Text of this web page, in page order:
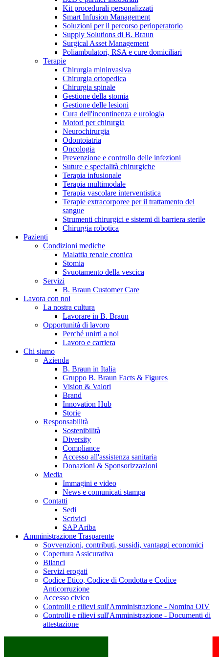
Catalogo prodotti
Trova il prodotto che stai cercando. Visita il catalogo B.
Braun con il nostro portfolio completo.
Hai domande o richieste? Scrivici per entrare subito in
contatto con un nostro referente.
B. Braun in Italia
Scopri chi siamo ed entra nel mondo di B. Braun in Italia: 4
sedi, 4 aziende, più di 700 dipendenti e un Centro di
Eccellenza a livello globale.
Kit procedurali personalizzati
Smart Infusion Management
Soluzioni per il percorso perioperatorio
Supply Solutions di B. Braun
Surgical Asset Management
Poliambulatori, RSA e cure domiciliari
Terapie
Chirurgia mininvasiva
Chirurgia ortopedica
Chirurgia spinale
Gestione della stomia
Gestione delle lesioni
Cura dell'incontinenza e urologia
Motori per chirurgia
Neurochirurgia
Odontoiatria
Oncologia
Prevenzione e controllo delle infezioni
Suture e specialità chirurgiche
Terapia infusionale
Terapia multimodale
Terapia vascolare interventistica
Terapie extracorporee per il trattamento del
sangue
Strumenti chirurgici e sistemi di barriera sterile
Chirurgia robotica
Pazienti
Condizioni mediche
Malattia renale cronica
Stomia
Svuotamento della vescica
Servizi
B. Braun Customer Care
Lavora con noi
La nostra cultura
Lavorare in B. Braun
Opportunità di lavoro
Perché unirti a noi
Lavoro e carriera
Chi siamo
Azienda
B. Braun in Italia
Gruppo B. Braun Facts & Figures
Vision & Valori
Brand
Innovation Hub
Storie
Responsabilità
Sostenibilità
Diversity
Compliance
Accesso all'assistenza sanitaria
Donazioni & Sponsorizzazioni
Media
Immagini e video
News e comunicati stampa
Contatti
Sedi
Scrivici
SAP Ariba
Amministrazione Trasparente
Sovvenzioni, contributi, sussidi, vantaggi economici
Copertura Assicurativa
Bilanci
Servizi erogati
Codice Etico, Codice di Condotta e Codice
Anticorruzione
Accesso civico
Controlli e rilievi sull'Amministrazione - Nomina OIV
Controlli e rilievi sull'Amministrazione - Documenti di
attestazione